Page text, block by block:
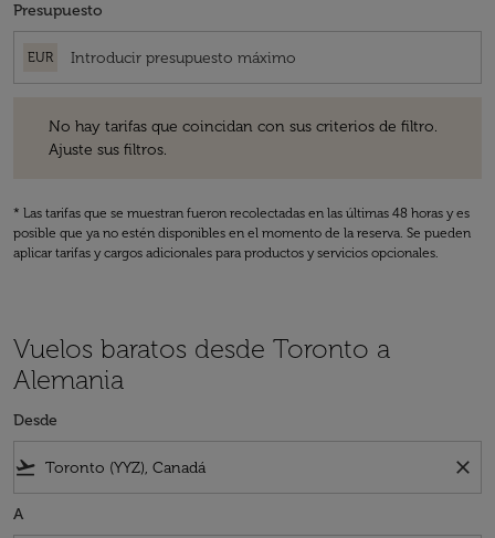
Presupuesto
EUR
No hay tarifas que coincidan con sus criterios de filtro.
Ajuste sus filtros.
* Las tarifas que se muestran fueron recolectadas en las últimas 48 horas y es
posible que ya no estén disponibles en el momento de la reserva. Se pueden
aplicar tarifas y cargos adicionales para productos y servicios opcionales.
Vuelos baratos desde Toronto a
Alemania
Desde
flight_takeoff close
A